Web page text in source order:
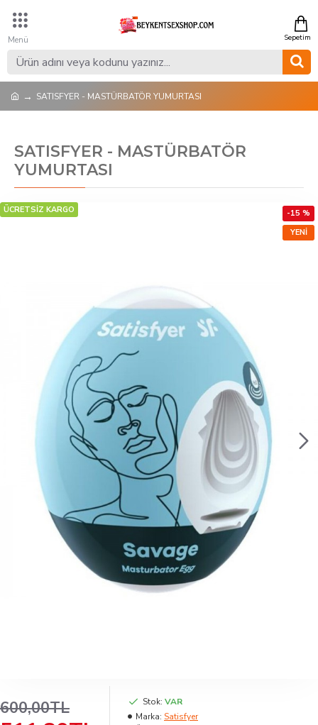
SATISFYER - MASTÜRBATÖR YUMURTASI
SATISFYER - MASTÜRBATÖR
YUMURTASI
YENI
ÜCRETSİZ KARGO -15 %
600,00TL Stok: VAR
Marka: Satisfyer